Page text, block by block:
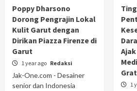
Poppy Dharsono
Dorong Pengrajin Lokal
Kulit Garut dengan
Dirikan Piazza Firenze di
Garut
1 year ago Redaksi
Jak-One.com - Desainer
senior dan Indonesia
1